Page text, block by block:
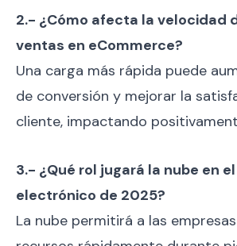
2.- ¿Cómo afecta la velocidad
ventas en eCommerce?
Una carga más rápida puede
de conversión y mejorar la
cliente, impactando
3.- ¿Qué rol jugará la nube en
electrónico de 2025?
La nube permitirá a las